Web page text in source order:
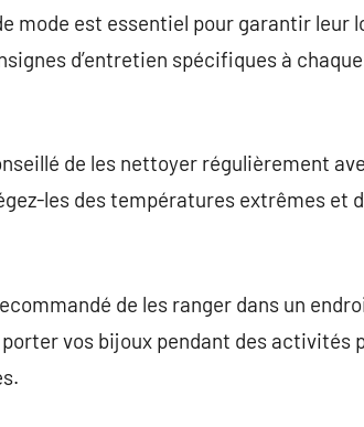
mode est essentiel pour garantir leur
d’entretien spécifiques à chaque
de les nettoyer régulièrement
les des températures extrêmes et
de les ranger dans un
vos bijoux pendant des activités